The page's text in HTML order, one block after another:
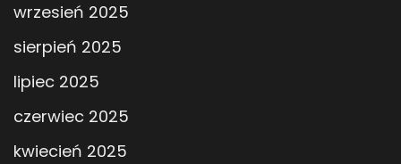
wrzesień 2025
sierpień 2025
lipiec 2025
czerwiec 2025
kwiecień 2025